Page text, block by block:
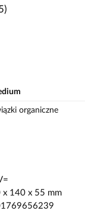
organiczne
x 140 x 55 mm